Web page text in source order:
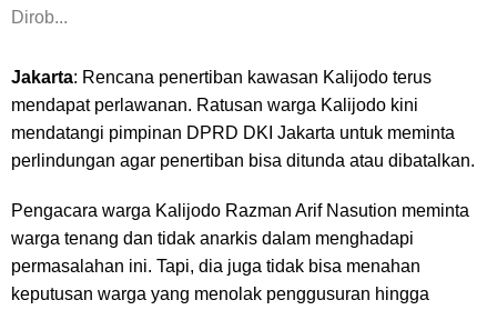
Dirob...
Jakarta: Rencana penertiban kawasan Kalijodo terus
mendapat perlawanan. Ratusan warga Kalijodo kini
mendatangi pimpinan DPRD DKI Jakarta untuk meminta
perlindungan agar penertiban bisa ditunda atau dibatalkan.
Pengacara warga Kalijodo Razman Arif Nasution meminta
warga tenang dan tidak anarkis dalam menghadapi
permasalahan ini. Tapi, dia juga tidak bisa menahan
keputusan warga yang menolak penggusuran hingga